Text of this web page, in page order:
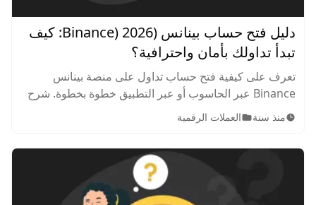
دليل فتح حساب بينانس (Binance) 2026: كيف
تبدأ تداولك بأمان واحترافية؟
تعرف على كيفية فتح حساب تداول على منصة بينانس
Binance عبر الحاسوب أو عبر التطبيق خطوة بخطوة. شرح
تفصيلي للتسجيل، التحقق من الهوية، تأمين الحساب، وإيداع
الأموال لبدء التداول بسهولة وأمان.
منذ سنة العملات الرقمية